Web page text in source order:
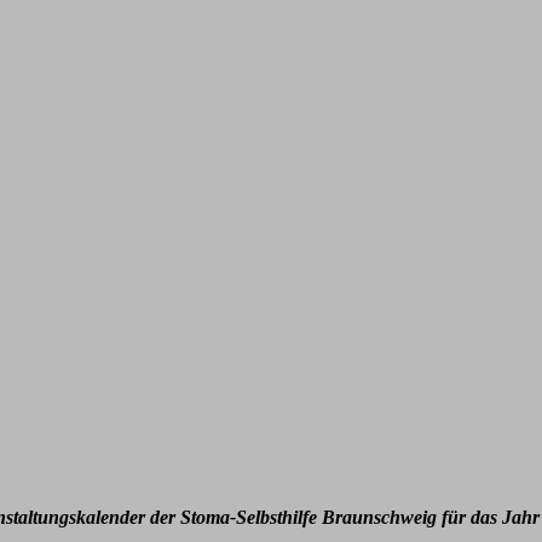
der Stoma-Selbsthilfe Braunschweig für das